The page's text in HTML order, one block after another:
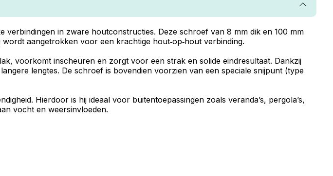
in zware houtconstructies. Deze schroef van 8 mm dik en 100 mm
aangetrokken voor een krachtige hout‑op‑hout verbinding.
voorkomt inscheuren en zorgt voor een strak en solide eindresultaat. Dankzij
lengtes. De schroef is bovendien voorzien van een speciale snijpunt (type
Hierdoor is hij ideaal voor buitentoepassingen zoals veranda’s, pergola’s,
vocht en weersinvloeden.